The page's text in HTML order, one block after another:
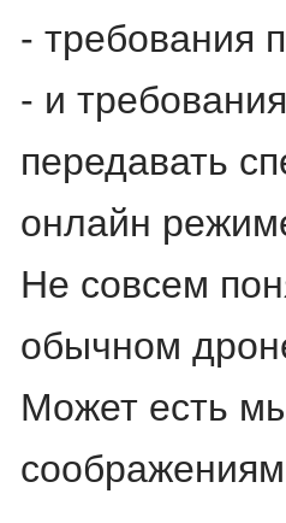
- требования
- и
передавать
онлайн
Не совсем
обычном
Может есть